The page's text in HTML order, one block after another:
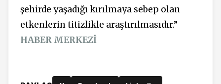
şehirde yaşadığı kırılmaya sebep olan
etkenlerin titizlikle araştırılmasıdır.”
HABER MERKEZİ